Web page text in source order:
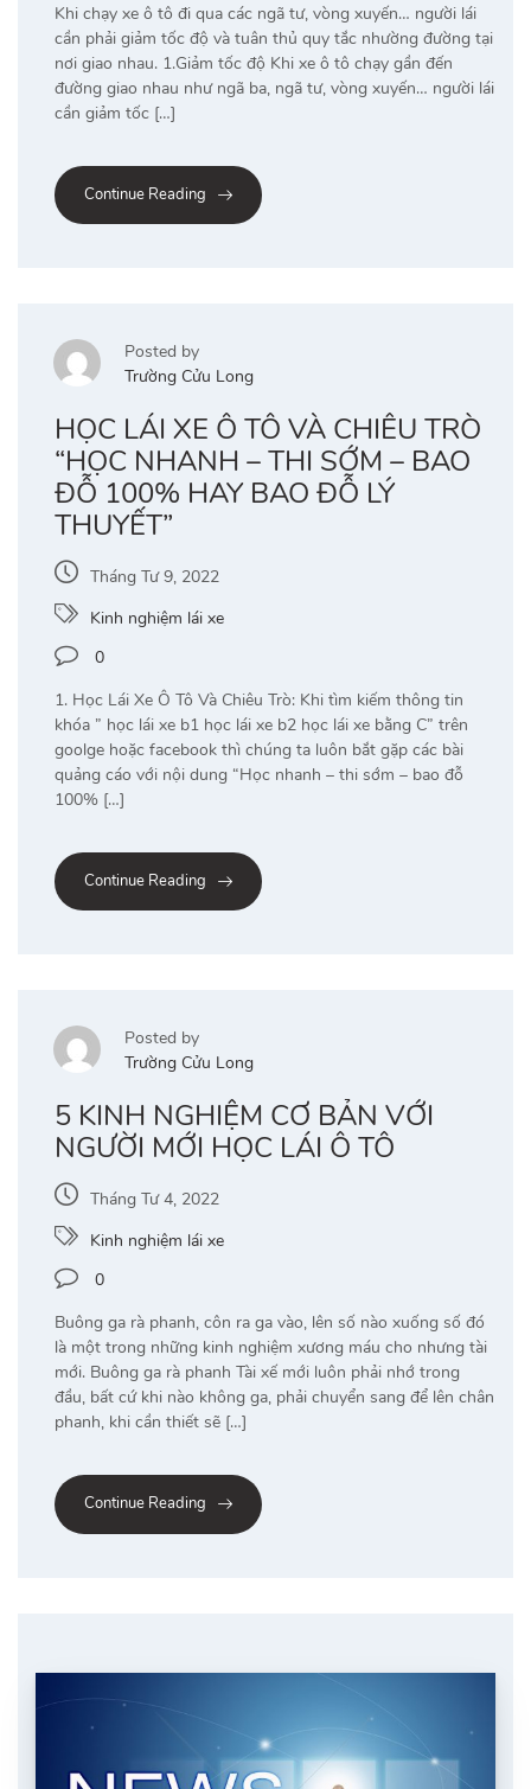
Khi chạy xe ô tô đi qua các ngã tư, vòng xuyến… người lái
cần phải giảm tốc độ và tuân thủ quy tắc nhường đường tại
nơi giao nhau. 1.Giảm tốc độ Khi xe ô tô chạy gần đến
đường giao nhau như ngã ba, ngã tư, vòng xuyến… người lái
cần giảm tốc […]
Continue Reading
Posted by
Trường Cửu Long
HỌC LÁI XE Ô TÔ VÀ CHIÊU TRÒ
“HỌC NHANH – THI SỚM – BAO
ĐỖ 100% HAY BAO ĐỖ LÝ
THUYẾT”
Tháng Tư 9, 2022
Kinh nghiệm lái xe
0
1. Học Lái Xe Ô Tô Và Chiêu Trò: Khi tìm kiếm thông tin
khóa ” học lái xe b1 học lái xe b2 học lái xe bằng C” trên
goolge hoặc facebook thì chúng ta luôn bắt gặp các bài
quảng cáo với nội dung “Học nhanh – thi sớm – bao đỗ
100% […]
Continue Reading
Posted by
Trường Cửu Long
5 KINH NGHIỆM CƠ BẢN VỚI
NGƯỜI MỚI HỌC LÁI Ô TÔ
Tháng Tư 4, 2022
Kinh nghiệm lái xe
0
Buông ga rà phanh, côn ra ga vào, lên số nào xuống số đó
là một trong những kinh nghiệm xương máu cho nhưng tài
mới. Buông ga rà phanh Tài xế mới luôn phải nhớ trong
đầu, bất cứ khi nào không ga, phải chuyển sang để lên chân
phanh, khi cần thiết sẽ […]
Continue Reading